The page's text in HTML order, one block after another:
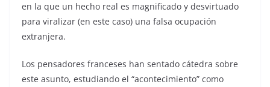
en la que un hecho real es magnificado y desvirtuado
para viralizar (en este caso) una falsa ocupación
extranjera.
Los pensadores franceses han sentado cátedra sobre
este asunto, estudiando el “acontecimiento” como